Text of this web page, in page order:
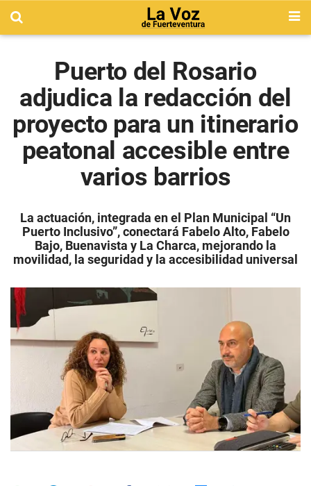
Puerto del Rosario
adjudica la redacción del
proyecto para un itinerario
peatonal accesible entre
varios barrios
La actuación, integrada en el Plan Municipal “Un
Puerto Inclusivo”, conectará Fabelo Alto, Fabelo
Bajo, Buenavista y La Charca, mejorando la
movilidad, la seguridad y la accesibilidad universal